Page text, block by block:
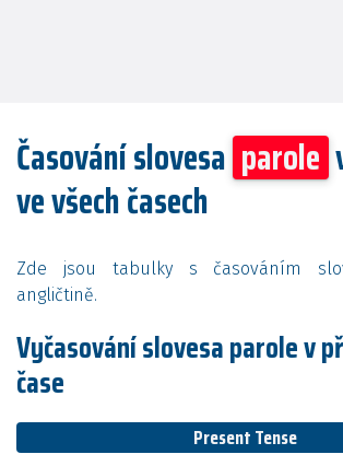
Časování slovesa parole
ve všech časech
Zde jsou tabulky s časováním
angličtině.
Vyčasování slovesa parole v
čase
Present Tense